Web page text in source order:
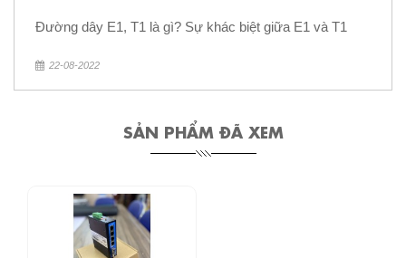
Đường dây E1, T1 là gì? Sự khác biệt giữa E1 và T1
22-08-2022
SẢN PHẨM ĐÃ XEM